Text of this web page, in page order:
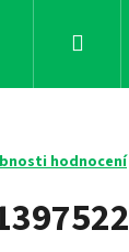
podmínky
hodnocení